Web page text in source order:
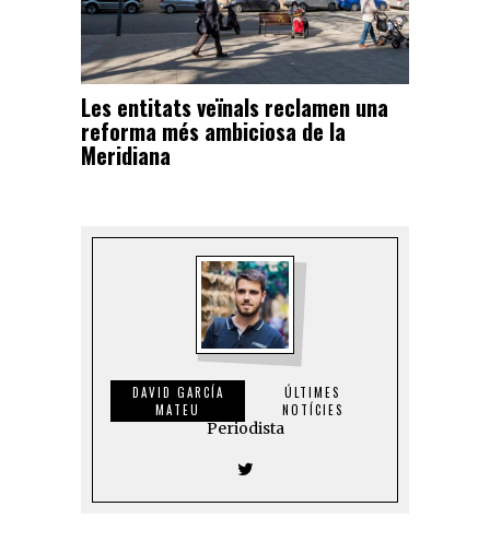
Les entitats veïnals reclamen una
reforma més ambiciosa de la
Meridiana
DAVID GARCÍA
MATEU
ÚLTIMES
NOTÍCIES
Periodista